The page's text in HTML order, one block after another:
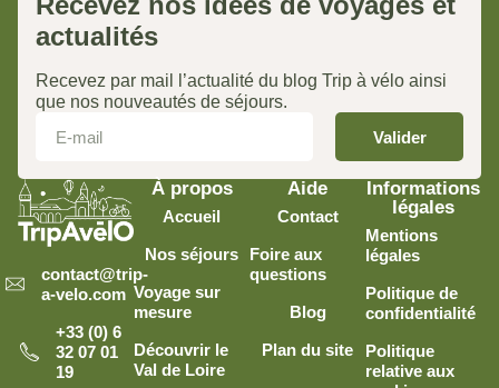
actualités
Recevez par mail l’actualité du blog Trip à vélo ainsi
que nos nouveautés de séjours.
Valider
contact@trip-
a-velo.com
+33 (0) 6
32 07 01
19
À propos
Accueil
Nos séjours
Voyage sur
mesure
Découvrir le
Val de Loire
Aide
Contact
Foire aux
questions
Blog
Plan du site
Informations
légales
Mentions
légales
Politique de
confidentialité
Politique
relative aux